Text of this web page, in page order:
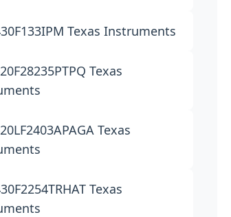
Texas Instruments
Texas
Texas
Texas